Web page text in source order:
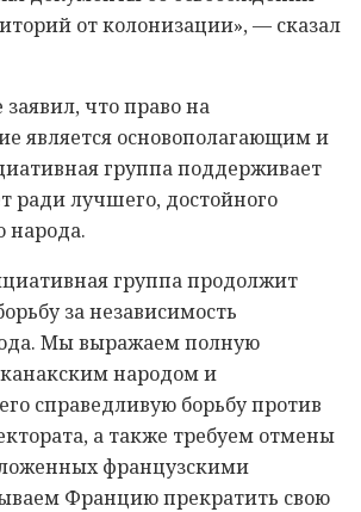
от колонизации», — сказал
что право на
является основополагающим и
группа поддерживает
ради лучшего, достойного
народа.
группа продолжит
за независимость
Мы выражаем полную
канакским народом и
справедливую борьбу против
а также требуем отмены
французскими
Францию прекратить свою